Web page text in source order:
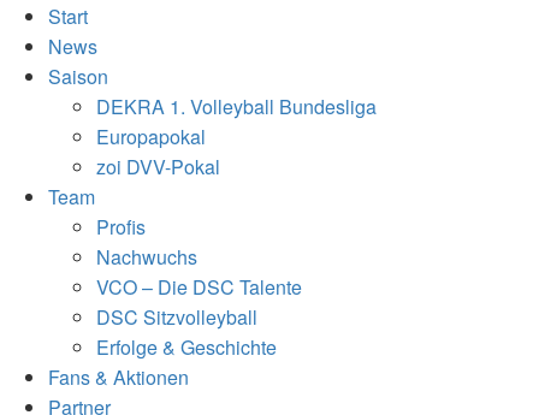
Start
News
Saison
DEKRA 1. Volleyball Bundesliga
Europapokal
zoi DVV-Pokal
Team
Profis
Nachwuchs
VCO – Die DSC Talente
DSC Sitzvolleyball
Erfolge & Geschichte
Fans & Aktionen
Partner